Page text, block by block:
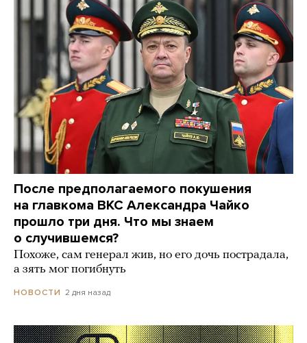
После предполагаемого покушения
на главкома ВКС Александра Чайко
прошло три дня. Что мы знаем
о случившемся?
Похоже, сам генерал жив, но его дочь пострадала,
а зять мог погибнуть
НОВОСТИ 2 дня назад